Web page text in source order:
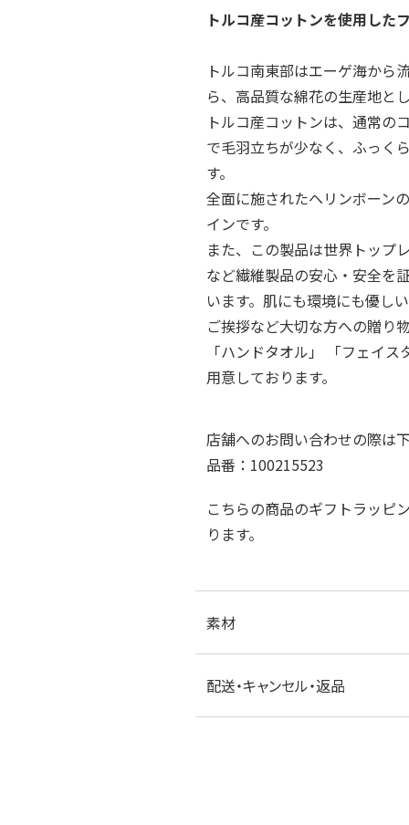
トルコ産コットンを使用した
トルコ南東部はエーゲ海から
ら、高品質な綿花の生産地と
トルコ産コットンは、通常の
で毛羽立ちが少なく、ふっく
す。
全面に施されたヘリンボーン
インです。
また、この製品は世界トップ
など繊維製品の安心・安全を
います。肌にも環境にも優し
ご挨拶など大切な方への贈り
「ハンドタオル」 「フェイ
用意しております。
店舗へのお問い合わせの際は
品番：100215523
こちらの商品のギフトラッピ
ります。
素材
配送・キャンセル・返品